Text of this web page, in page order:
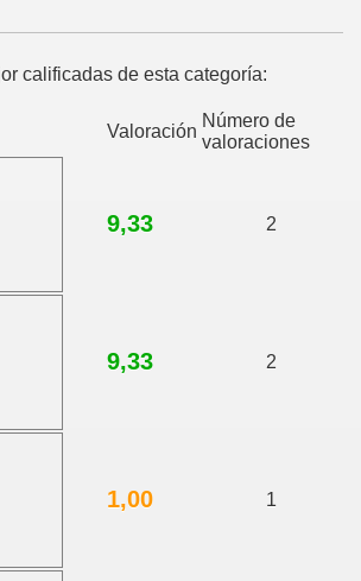
calificadas de esta categoría:
Valoración
Número de
valoraciones
9,33 2
9,33 2
1,00 1